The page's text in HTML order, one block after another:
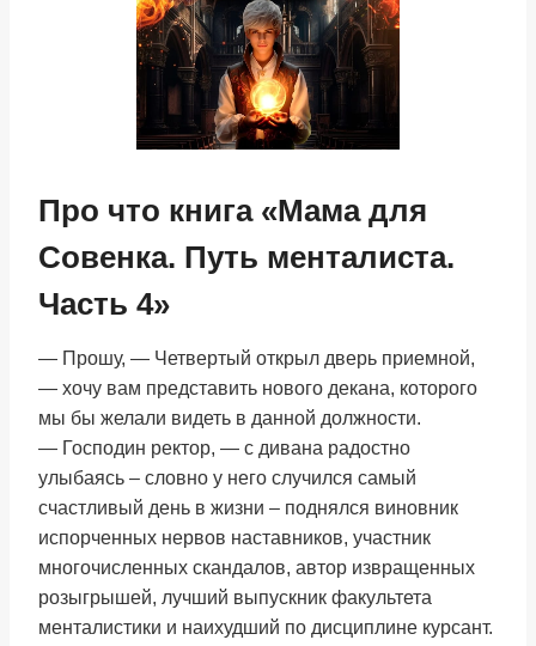
Про что книга «Мама для
Совенка. Путь менталиста.
Часть 4»
— Прошу, — Четвертый открыл дверь приемной,
— хочу вам представить нового декана, которого
мы бы желали видеть в данной должности.
— Господин ректор, — с дивана радостно
улыбаясь – словно у него случился самый
счастливый день в жизни – поднялся виновник
испорченных нервов наставников, участник
многочисленных скандалов, автор извращенных
розыгрышей, лучший выпускник факультета
менталистики и наихудший по дисциплине курсант.